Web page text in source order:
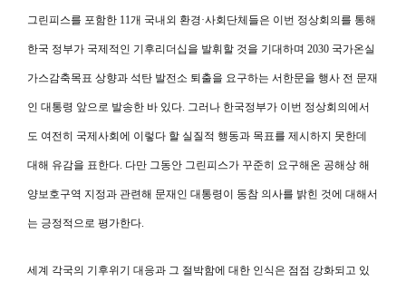
그린피스를 포함한 11개 국내외 환경·사회단체들은 이번 정상회의를 통해
한국 정부가 국제적인 기후리더십을 발휘할 것을 기대하며 2030 국가온실
가스감축목표 상향과 석탄 발전소 퇴출을 요구하는 서한문을 행사 전 문재
인 대통령 앞으로 발송한 바 있다. 그러나 한국정부가 이번 정상회의에서
도 여전히 국제사회에 이렇다 할 실질적 행동과 목표를 제시하지 못한데
대해 유감을 표한다. 다만 그동안 그린피스가 꾸준히 요구해온 공해상 해
양보호구역 지정과 관련해 문재인 대통령이 동참 의사를 밝힌 것에 대해서
는 긍정적으로 평가한다.
세계 각국의 기후위기 대응과 그 절박함에 대한 인식은 점점 강화되고 있